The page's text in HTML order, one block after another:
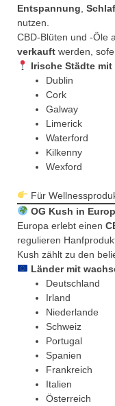
Entspannung
nutzen.
CBD-Blüten und -Öle
verkauft werden,
Irische Städte
Dublin
Cork
Galway
Limerick
Waterford
Kilkenny
Wexford
Für
OG Kush in
Europa erlebt einen
regulieren
Kush zählt zu den
Länder mit
Deutschland
Irland
Niederlande
Schweiz
Portugal
Spanien
Frankreich
Italien
Österreich